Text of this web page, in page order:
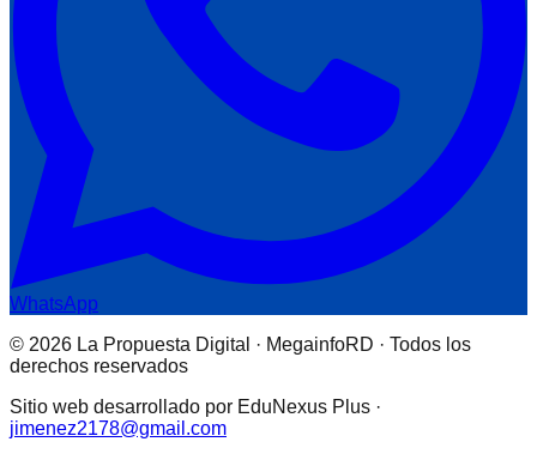
WhatsApp
© 2026 La Propuesta Digital · MegainfoRD · Todos los
derechos reservados
Sitio web desarrollado por EduNexus Plus ·
jimenez2178@gmail.com